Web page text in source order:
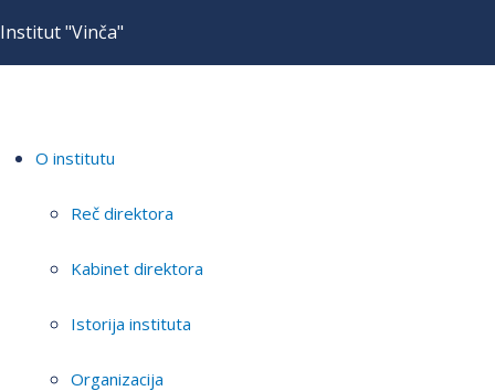
Institut "Vinča"
O institutu
Reč direktora
Kabinet direktora
Istorija instituta
Organizacija